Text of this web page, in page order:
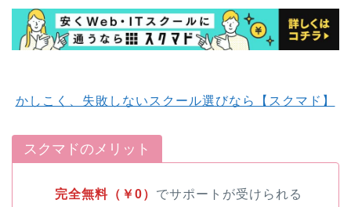
かしこく、失敗しないスクール選びなら【スクマド】
スクマドのメリット
完全無料（￥0） でサポートが受けられる